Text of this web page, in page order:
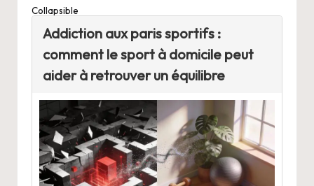
Collapsible
Addiction aux paris sportifs :
comment le sport à domicile peut
aider à retrouver un équilibre